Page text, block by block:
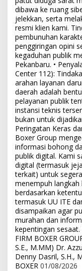
dibawa ke ruang
jelekkan, serta
resmi klien kami.
pembunuhan
penggiringan opini
kegaduhan publik
Pekanbaru. •
Center 112):
arahan layanan
daerah adalah
pelayanan publik
instansi teknis
bukan untuk
Peringatan Keras
Boxer Group
informasi bohong
publik digital. Kami
digital (termasuk
terkait) untuk
menempuh
berdasarkan
termasuk UU ITE
disampaikan agar
murahan dan
kepentingan
FIRM BOXER
S.E., M.MM) Dr.
Denny Dasril, S.H.,
BOXER 01/08/2026